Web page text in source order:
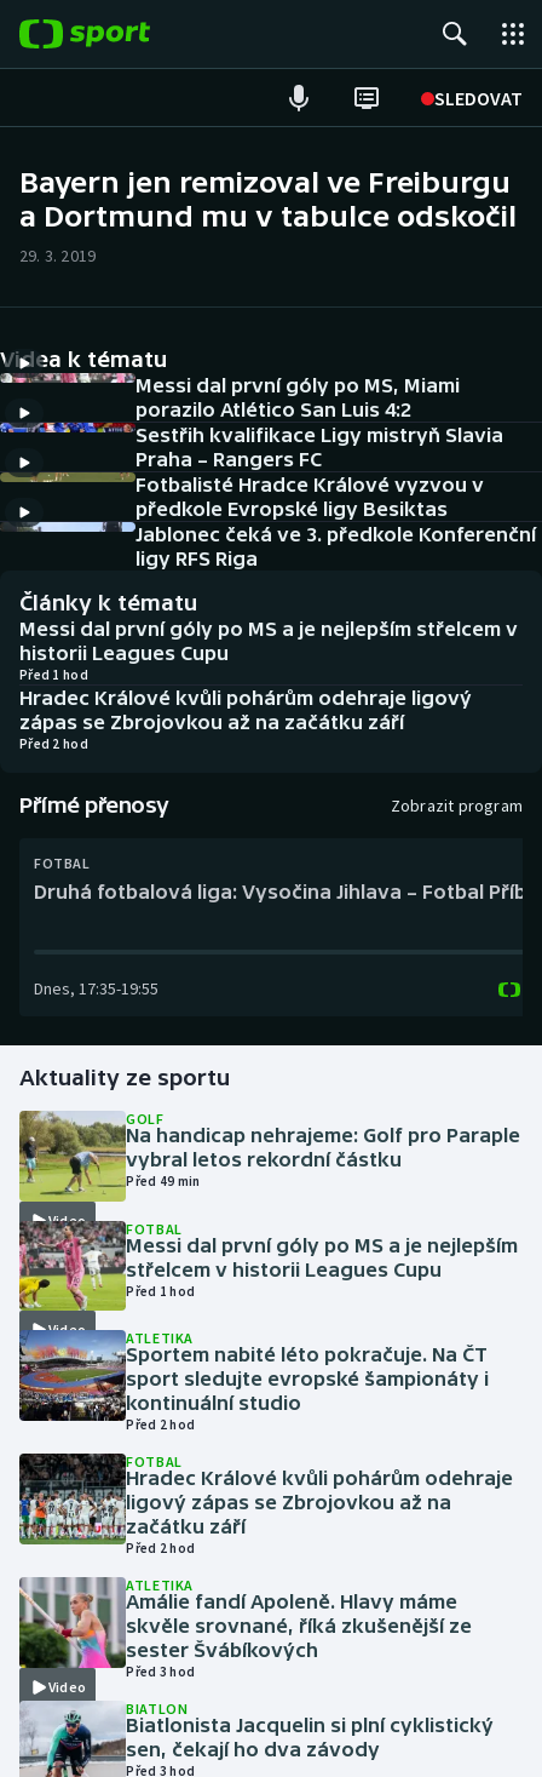
SLEDOVAT
Hokej
Cyklistika
DALŠÍ SPORTY
Americký fotbal
Baseball a softbal
Basketbal
Biatlon
Boby a skeleton
Box
Golf
Gymnastika
Házená
Jezdectví
Judo
Krasobruslení
Lyže a snowboard
Moderní pětiboj
Motorsport
Olympijské hry
Parasport
NEPŘEHLÉDNĚTE
Historické návraty
Aplikace ČT sport
AZ kvíz
Bayern jen remizoval ve Freiburgu
a Dortmund mu v tabulce odskočil
29. 3. 2019
Videa k tématu
Messi dal první góly po MS, Miami
porazilo Atlético San Luis 4:2
Sestřih kvalifikace Ligy mistryň Slavia
Praha – Rangers FC
Fotbalisté Hradce Králové vyzvou v
předkole Evropské ligy Besiktas
Jablonec čeká ve 3. předkole Konferenční
ligy RFS Riga
Články k tématu
Messi dal první góly po MS a je nejlepším střelcem v
historii Leagues Cupu
Před 1 hod
Hradec Králové kvůli pohárům odehraje ligový
zápas se Zbrojovkou až na začátku září
Před 2 hod
Přímé přenosy Zobrazit program
FOTBAL
Druhá fotbalová liga: Vysočina Jihlava – Fotbal
Dnes, 17:35-19:55
Aktuality ze sportu
Video
GOLF
Na handicap nehrajeme: Golf pro Paraple
vybral letos rekordní částku
Před 49 min
Video
FOTBAL
Messi dal první góly po MS a je nejlepším
střelcem v historii Leagues Cupu
Před 1 hod
ATLETIKA
Sportem nabité léto pokračuje. Na ČT
sport sledujte evropské šampionáty i
kontinuální studio
Před 2 hod
FOTBAL
Hradec Králové kvůli pohárům odehraje
ligový zápas se Zbrojovkou až na
začátku září
Před 2 hod
Video
ATLETIKA
Amálie fandí Apoleně. Hlavy máme
skvěle srovnané, říká zkušenější ze
sester Švábíkových
Před 3 hod
BIATLON
Biatlonista Jacquelin si plní cyklistický
sen, čekají ho dva závody
Před 3 hod